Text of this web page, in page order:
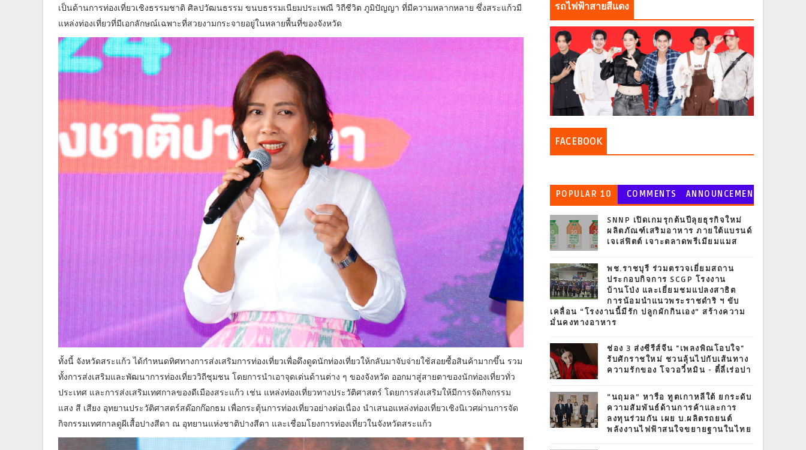
เป็นด้านการท่องเที่ยวเชิงธรรมชาติ ศิลปวัฒนธรรม ขนบธรรมเนียมประเพณี วิถีชีวิต ภูมิปัญญา ที่มีความหลากหลาย ซึ่งสระแก้วมี
แหล่งท่องเที่ยวที่มีเอกลักษณ์เฉพาะที่สวยงามกระจายอยู่ในหลายพื้นที่ของจังหวัด
ทั้งนี้ จังหวัดสระแก้ว ได้กำหนดทิศทางการส่งเสริมการท่องเที่ยวเพื่อดึงดูดนักท่องเที่ยวให้กลับมาจับจ่ายใช้สอยซื้อสินค้ามากขึ้น รวม
ทั้งการส่งเสริมและพัฒนาการท่องเที่ยววิถีชุมชน โดยการนำเอาจุดเด่นด้านต่าง ๆ ของจังหวัด ออกมาสู่สายตาของนักท่องเที่ยวทั่ว
ประเทศ และการส่งเสริมเทศกาลของดีเมืองสระแก้ว เช่น แหล่งท่องเที่ยวทางประวัติศาสตร์ โดยการส่งเสริมให้มีการจัดกิจกรรม
แสง สี เสียง อุทยานประวัติศาสตร์สด๊อกก๊อกธม เพื่อกระตุ้นการท่องเที่ยวอย่างต่อเนื่อง นำเสนอแหล่งท่องเที่ยวเชิงนิเวศผ่านการจัด
กิจกรรมเทศกาลดูผีเสื้อปางสีดา ณ อุทยานแห่งชาติปางสีดา และเชื่อมโยงการท่องเที่ยวในจังหวัดสระแก้ว
รถไฟฟ้าสายสีแดง
FACEBOOK
POPULAR 10 COMMENTS
ANNOUNCEMEN
T
SNNP เปิดเกมรุกต้นปีลุยธุรกิจใหม่
ผลิตภัณฑ์เสริมอาหาร ภายใต้แบรนด์
เจเล่ฟิตต์ เจาะตลาดพรีเมียมแมส
พช.ราชบุรี ร่วมตรวจเยี่ยมสถาน
ประกอบกิจการ SCGP โรงงาน
บ้านโป่ง และเยี่ยมชมแปลงสาธิต
การน้อมนำแนวพระราชดำริ ฯ ขับ
เคลื่อน “โรงงานนี้มีรัก ปลูกผักกินเอง” สร้างความ
มั่นคงทางอาหาร
ช่อง 3 ส่งซีรีส์จีน "เพลงพิณโอบใจ"
รับศักราชใหม่ ชวนลุ้นไปกับเส้นทาง
ความรักของ โจวอวี๋หมิน - ตี๋ลี่เร่อปา
“นฤมล” หารือ ทูตเกาหลีใต้ ยกระดับ
ความสัมพันธ์ด้านการค้าและการ
ลงทุนร่วมกัน เผย บ.ผลิตรถยนต์
พลังงานไฟฟ้าสนใจขยายฐานในไทย